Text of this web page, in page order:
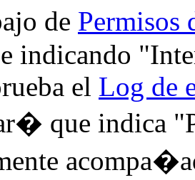
de Permisos
indicando
el Log de
que indica